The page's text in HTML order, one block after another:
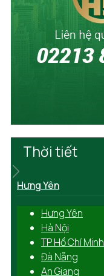
Thời tiết
Hưng Yên
Hưng Yên
Hà Nội
TP Hồ Chí Minh
Đà Nẵng
An Giang